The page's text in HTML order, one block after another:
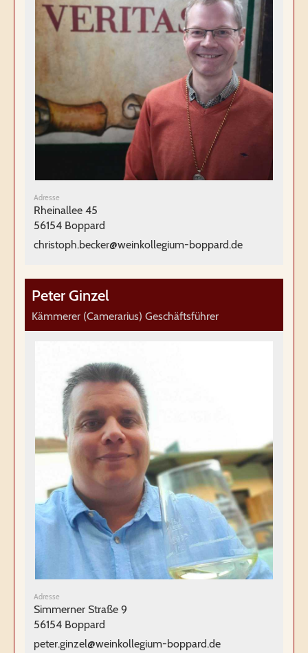
Adresse
Rheinallee 45
56154 Boppard
christoph.becker@weinkollegium-boppard.de
Peter Ginzel
Kämmerer (Camerarius) Geschäftsführer
Adresse
Simmerner Straße 9
56154 Boppard
peter.ginzel@weinkollegium-boppard.de